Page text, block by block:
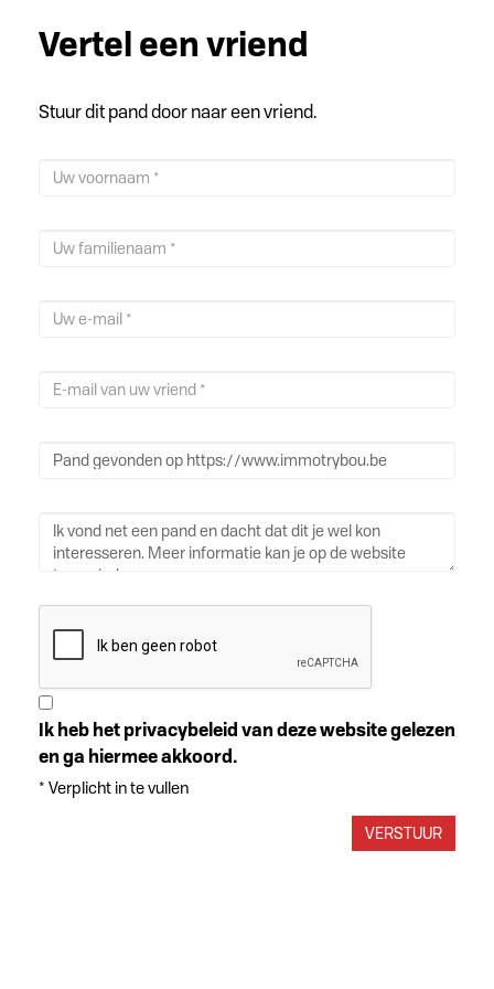
Vertel een vriend
Stuur dit pand door naar een vriend.
Ik heb het privacybeleid van deze website gelezen
en ga hiermee akkoord.
* Verplicht in te vullen